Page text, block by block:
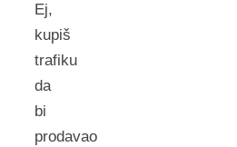
Ej,
kupiš
trafiku
da
bi
prodavao